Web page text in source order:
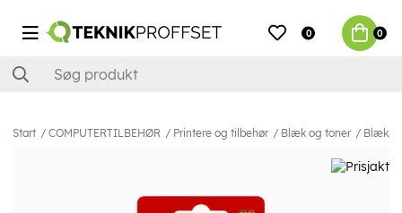
0 0
Start COMPUTERTILBEHØR Printere og tilbehør Blæk og toner